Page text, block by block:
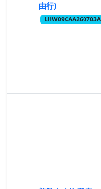
由行)
LHW09CAA260703A